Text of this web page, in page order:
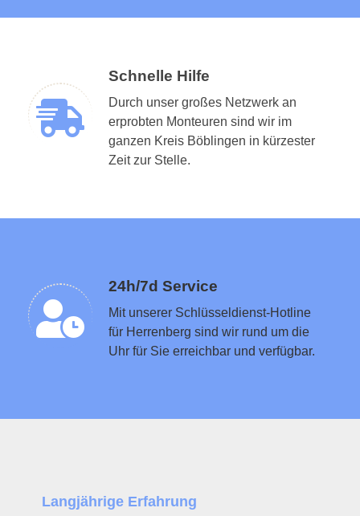
Schnelle Hilfe
Durch unser großes Netzwerk an
erprobten Monteuren sind wir im
ganzen Kreis Böblingen in kürzester
Zeit zur Stelle.
24h/7d Service
Mit unserer Schlüsseldienst-Hotline
für Herrenberg sind wir rund um die
Uhr für Sie erreichbar und verfügbar.
Schlüsseldienst in der Nähe vermitteln
Langjährige Erfahrung